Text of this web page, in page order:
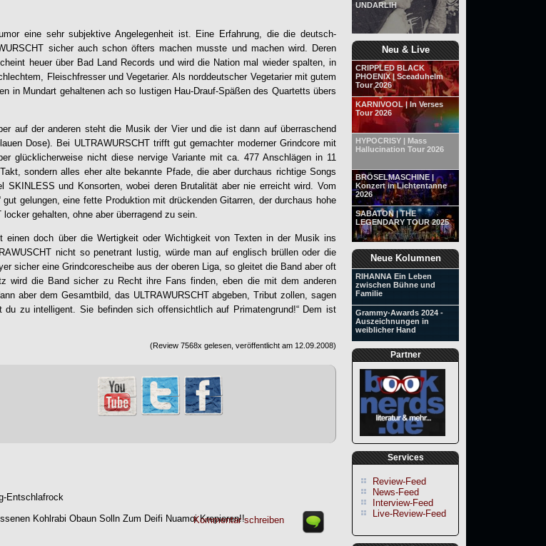
UNDARLIH
Neu & Live
CRIPPLED BLACK
PHOENIX | Sceaduhelm
Tour 2026
KARNIVOOL | In Verses
Tour 2026
HYPOCRISY | Mass
Hallucination Tour 2026
BRÖSELMASCHINE |
Konzert in Lichtentanne
2026
SABATON | THE
LEGENDARY TOUR 2025
Neue Kolumnen
RIHANNA Ein Leben
zwischen Bühne und
Familie
Grammy-Awards 2024 -
Auszeichnungen in
weiblicher Hand
Partner
Services
Review-Feed
News-Feed
Interview-Feed
Live-Review-Feed
eine sehr subjektive Angelegenheit ist. Eine Erfahrung, die die deutsch-
sicher auch schon öfters machen musste und machen wird. Deren
heuer über Bad Land Records und wird die Nation mal wieder spalten, in
Fleischfresser und Vegetarier. Als norddeutscher Vegetarier mit gutem
in Mundart gehaltenen ach so lustigen Hau-Drauf-Späßen des Quartetts übers
auf der anderen steht die Musik der Vier und die ist dann auf überraschend
Dose). Bei ULTRAWURSCHTtrifft gut gemachter moderner Grindcore mit
glücklicherweise nicht diese nervige Variante mit ca. 477 Anschlägen in 11
sondern alles eher alte bekannte Pfade, die aber durchaus richtige Songs
SKINLESS und Konsorten, wobei deren Brutalität aber nie erreicht wird. Vom
gut gelungen, eine fette Produktion mit drückenden Gitarren, der durchaus hohe
locker gehalten, ohne aber überragend zu sein.
einen doch über die Wertigkeit oder Wichtigkeit von Texten in der Musik ins
nicht so penetrant lustig, würde man auf englisch brüllen oder die
sicher eine Grindcorescheibe aus der oberen Liga, so gleitet die Band aber oft
wird die Band sicher zu Recht ihre Fans finden, eben die mit dem anderen
aber dem Gesamtbild, das ULTRAWURSCHTabgeben, Tribut zollen, sagen
zu intelligent. Sie befinden sich offensichtlich auf Primatengrund!“ Dem ist
(Review 7568x gelesen, veröffentlicht am 12.09.2008)
Kommentar schreiben
Entschlafrock
Kohlrabi Obaun Solln Zum Deifi Nuamoi Krepieren!!